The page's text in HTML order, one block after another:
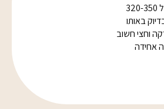
מחחמים טאבון ל 320-350
באותו
וחצי חשוב
אחידה